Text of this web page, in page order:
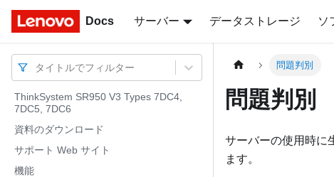
Docs サーバー データストレージ ソ
Docs
タイトルでフィルター
ThinkSystem SR950 V3 Types 7DC4,
7DC5, 7DC6
資料のダウンロード
サポート Web サイト
機能
問題判別
問題判別
サーバーの使用時に
ます。